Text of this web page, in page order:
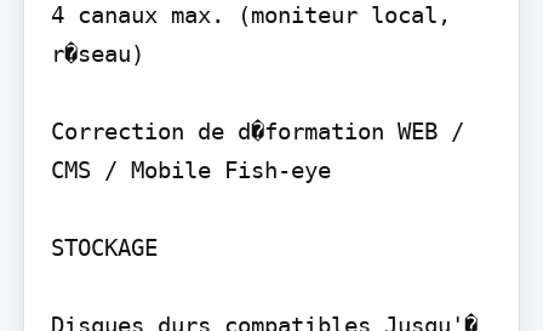
4 canaux max. (moniteur local,
r�seau)
Correction de d�formation WEB /
CMS / Mobile Fish-eye
STOCKAGE
Disques durs compatibles Jusqu'�